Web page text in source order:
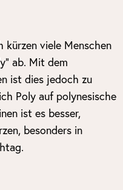
kürzen viele Menschen
ab. Mit dem
ist dies jedoch zu
Poly auf polynesische
ist es besser,
besonders in